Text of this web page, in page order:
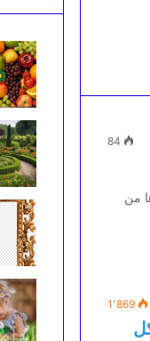
84
من
1٬869